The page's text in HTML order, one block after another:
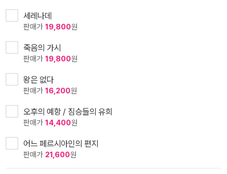
세레나데
판매가 19,800원
죽음의 가시
판매가 19,800원
왕은 없다
판매가 16,200원
오후의 예항 / 짐승들의 유희
판매가 14,400원
어느 페르시아인의 편지
판매가 21,600원